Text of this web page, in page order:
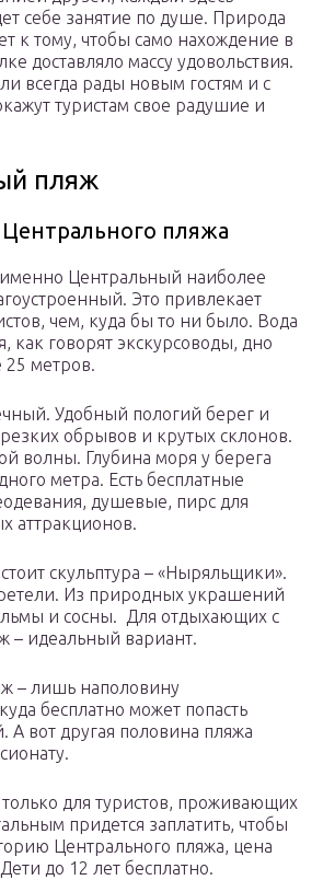
себе занятие по душе. Природа
к тому, чтобы само нахождение в
доставляло массу удовольствия.
всегда рады новым гостям и с
туристам свое радушие и
пляж
пляжа
Центральный наиболее
Это привлекает
чем, куда бы то ни было. Вода
как говорят экскурсоводы, дно
25 метров.
Удобный пологий берег и
обрывов и крутых склонов.
волны. Глубина моря у берега
метра. Есть бесплатные
душевые, пирс для
аттракционов.
скульптура – «Ныряльщики».
Из природных украшений
и сосны. Для отдыхающих с
– идеальный вариант.
– лишь наполовину
бесплатно может попасть
вот другая половина пляжа
для туристов, проживающих
придется заплатить, чтобы
Центрального пляжа, цена
до 12 лет бесплатно.